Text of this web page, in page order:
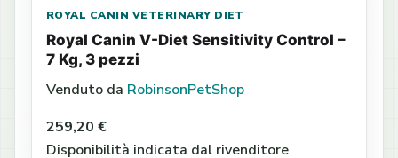
ROYAL CANIN VETERINARY DIET
Royal Canin V-Diet Sensitivity Control –
7 Kg, 3 pezzi
Venduto da RobinsonPetShop
259,20 €
Disponibilità indicata dal rivenditore